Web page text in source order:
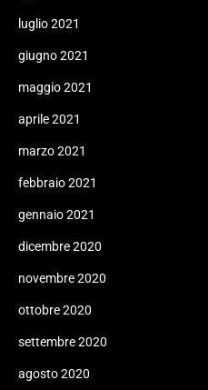
luglio 2021
giugno 2021
maggio 2021
aprile 2021
marzo 2021
febbraio 2021
gennaio 2021
dicembre 2020
novembre 2020
ottobre 2020
settembre 2020
agosto 2020